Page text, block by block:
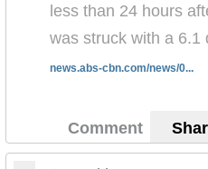
less than 24 hours
was struck with a 6.1
news.abs-cbn.com/news/0...
Comment